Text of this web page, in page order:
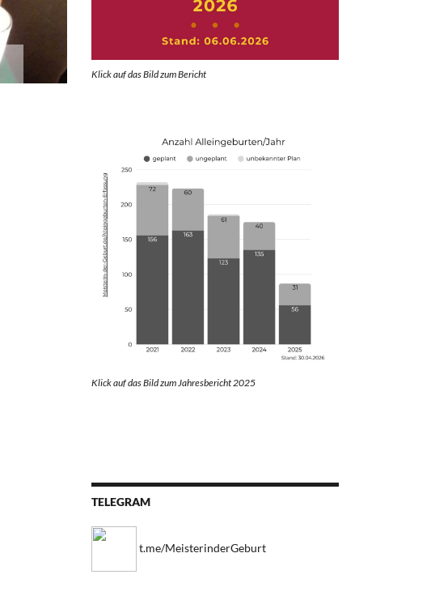
Klick auf das Bild zum Bericht
Klick auf das Bild zum Jahresbericht 2025
TELEGRAM
t.me/MeisterinderGeburt